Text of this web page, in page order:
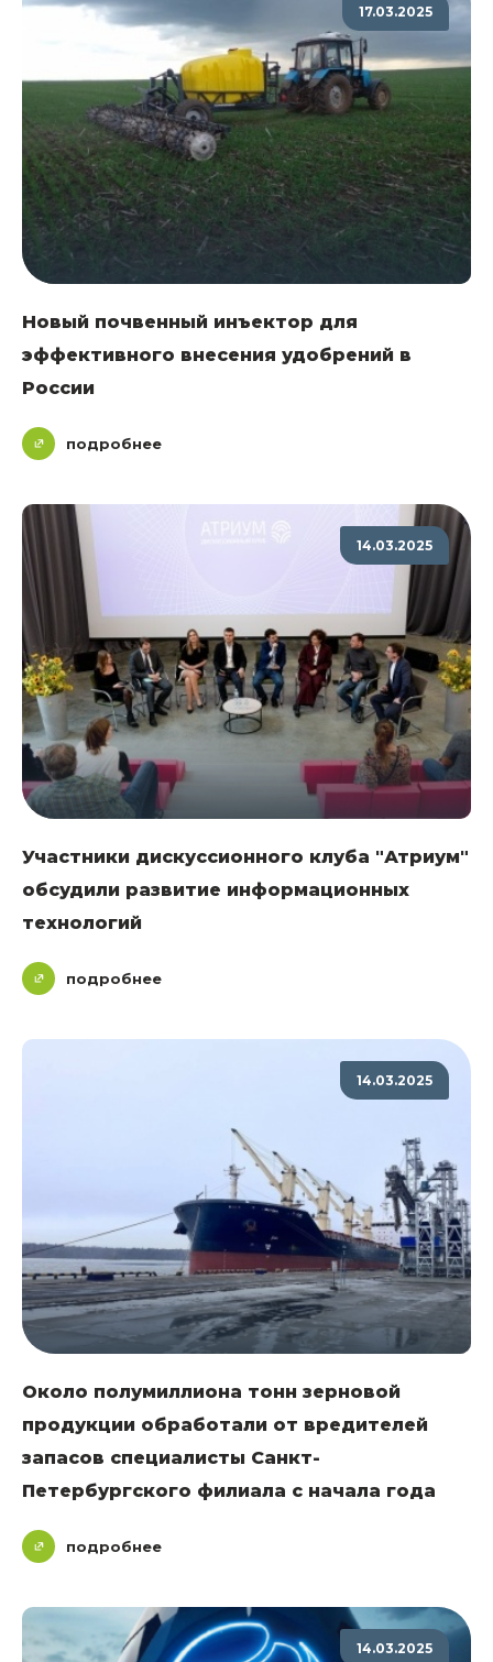
17.03.2025
Новый почвенный инъектор для
эффективного внесения удобрений в
России
подробнее
14.03.2025
Участники дискуссионного клуба "Атриум"
обсудили развитие информационных
технологий
подробнее
14.03.2025
Около полумиллиона тонн зерновой
продукции обработали от вредителей
запасов специалисты Санкт-
Петербургского филиала с начала года
подробнее
14.03.2025